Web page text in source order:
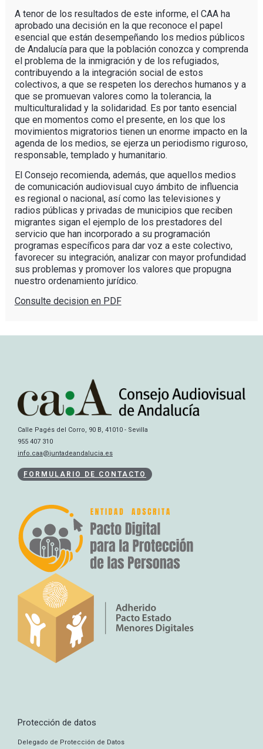
A tenor de los resultados de este informe, el CAA ha
aprobado una decisión en la que reconoce el papel
esencial que están desempeñando los medios públicos
de Andalucía para que la población conozca y comprenda
el problema de la inmigración y de los refugiados,
contribuyendo a la integración social de estos
colectivos, a que se respeten los derechos humanos y a
que se promuevan valores como la tolerancia, la
multiculturalidad y la solidaridad. Es por tanto esencial
que en momentos como el presente, en los que los
movimientos migratorios tienen un enorme impacto en la
agenda de los medios, se ejerza un periodismo riguroso,
responsable, templado y humanitario.
El Consejo recomienda, además, que aquellos medios
de comunicación audiovisual cuyo ámbito de influencia
es regional o nacional, así como las televisiones y
radios públicas y privadas de municipios que reciben
migrantes sigan el ejemplo de los prestadores del
servicio que han incorporado a su programación
programas específicos para dar voz a este colectivo,
favorecer su integración, analizar con mayor profundidad
sus problemas y promover los valores que propugna
nuestro ordenamiento jurídico.
Consulte decision en PDF
Calle Pagés del Corro, 90 B, 41010 - Sevilla
955 407 310
info.caa@juntadeandalucia.es
FORMULARIO DE CONTACTO
Protección de datos
Delegado de Protección de Datos